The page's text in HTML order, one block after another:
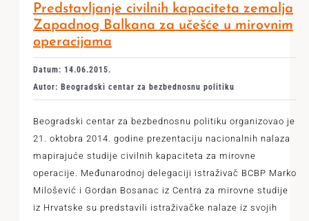
Predstavljanje civilnih kapaciteta zemalja
Zapadnog Balkana za učešće u mirovnim
operacijama
Datum: 14.06.2015.
Autor: Beogradski centar za bezbednosnu politiku
Beogradski centar za bezbednosnu politiku organizovao je
21. oktobra 2014. godine prezentaciju nacionalnih nalaza
mapirajuće studije civilnih kapaciteta za mirovne
operacije. Međunarodnoj delegaciji istraživač BCBP Marko
Milošević i Gordan Bosanac iz Centra za mirovne studije
iz Hrvatske su predstavili istraživačke nalaze iz svojih